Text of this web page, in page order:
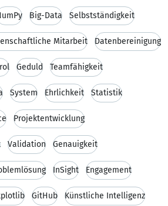
Big-Data Selbstständigkeit
Mitarbeit Datenbereinigung
Geduld Teamfähigkeit
System Ehrlichkeit Statistik
Projektentwicklung
Validation Genauigkeit
InSight Engagement
GitHub Künstliche Intelligenz